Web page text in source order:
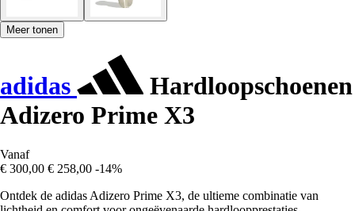
Meer tonen
adidas
Hardloopschoenen
Adizero Prime X3
Vanaf
€ 300,00 € 258,00 -14%
Ontdek de adidas Adizero Prime X3, de ultieme combinatie van